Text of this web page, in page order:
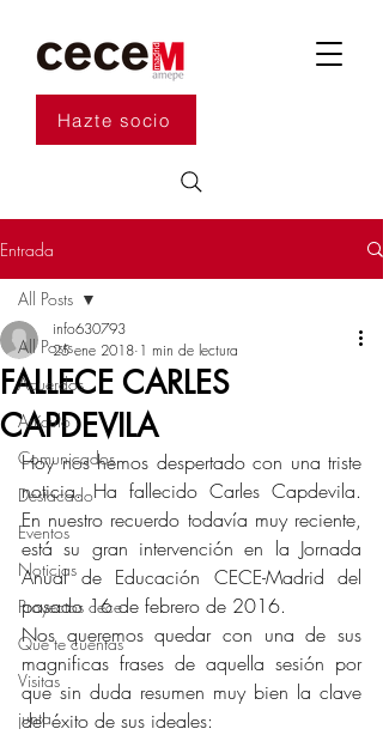
Hazte socio
Entrada
All Posts
Acuerdos
Artículo
Comunicados
Destacado
Eventos
Noticias
Proyectos cece
Qué te cuentas
Visitas
junta
All Posts
FALLECE CARLES
CAPDEVILA
info630793
25 ene 2018 1 min de lectura
Hoy nos hemos despertado con una triste
noticia. Ha fallecido Carles Capdevila.
En nuestro recuerdo todavía muy reciente,
está su gran intervención en la Jornada
Anual de Educación CECE-Madrid del
pasado 16 de febrero de 2016.
Nos queremos quedar con una de sus
magnificas frases de aquella sesión por
que sin duda resumen muy bien la clave
del éxito de sus ideales: